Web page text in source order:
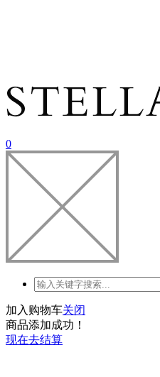
0
加入购物车关闭
商品添加成功！
现在去结算